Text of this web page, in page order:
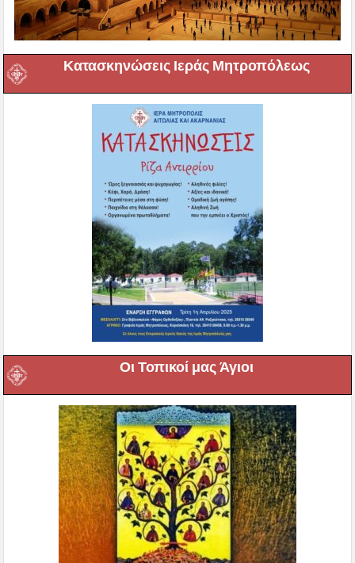
Κατασκηνώσεις Ιεράς Μητροπόλεως
Οι Τοπικοί μας Άγιοι